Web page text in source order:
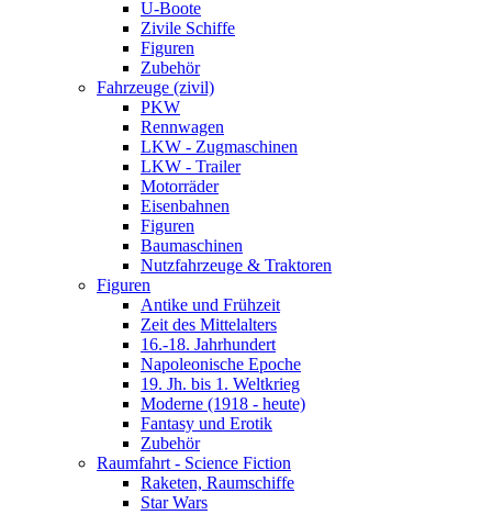
U-Boote
Zivile Schiffe
Figuren
Zubehör
Fahrzeuge (zivil)
PKW
Rennwagen
LKW - Zugmaschinen
LKW - Trailer
Motorräder
Eisenbahnen
Figuren
Baumaschinen
Nutzfahrzeuge & Traktoren
Figuren
Antike und Frühzeit
Zeit des Mittelalters
16.-18. Jahrhundert
Napoleonische Epoche
19. Jh. bis 1. Weltkrieg
Moderne (1918 - heute)
Fantasy und Erotik
Zubehör
Raumfahrt - Science Fiction
Raketen, Raumschiffe
Star Wars